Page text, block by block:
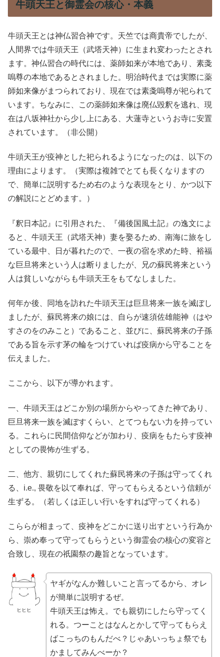
牛頭天王と御霊会の核心・本義
牛頭天王とは神仏習合神です。天竺では商貴帝でしたが、
人間界では牛頭天王（武塔天神）に生まれ変わったとされ
ます。神仏習合の時代には、薬師如来が本地であり、素戔
嗚尊の本地であるとされました。明治時代までは実際に薬
師如来像がまつられており、現在では素戔嗚尊が祀られて
います。ちなみに、この薬師如来像は廃仏毀釈を逃れ、現
在は八坂神社から少し上にある、大蓮寺というお寺に安置
されています。（非公開）
牛頭天王が疫神とした祀られるようになったのは、以下の
理由によります。（実際は複雑でとても長くなりますの
で、簡単に説明するため右のような表現をとり、かつ以下
の解説にとどめます。）
『釈日本記』に引用された、『備後国風土記』の逸文によ
ると、牛頭天王（武塔天神）妻を娶るため、南海に旅をし
ている最中、日が暮れたので、一夜の宿を求めた時、裕福
な巨旦将来という人は断りましたが、兄の蘇民将来という
人は貧しいながらも牛頭天王をもてなしました。
何年か後、同地を訪れた牛頭天王は巨旦将来一族を滅ぼし
ましたが、蘇民将来の娘には、自らが速須佐雄能神（はや
すさのをのみこと）であること、並びに、蘇民将来の子孫
である旨を示す茅の輪をつけていれば疫病から守ることを
伝えました。
ここから、以下が導かれます。
一、牛頭天王はどこか別の場所からやってきた神であり、
巨旦将来一族を滅ぼすくらい、とてつもない力を持ってい
る。これらに民間信仰などが加わり、疫病をもたらす疫神
としての畏怖が生ずる。
二、他方、親切にしてくれた蘇民将来の子孫は守ってくれ
る、i.e., 畏敬を以て奉れば、守ってもらえるという信頼が
生ずる。（若しくは正しい行いをすれば守ってくれる）
こららが相まって、疫神をどこかに送り出すという行為か
ら、崇め奉って守ってもらうという御霊会の核心の変容と
合致し、現在の祇園祭の趣旨となっています。
ヒヒヒ
ヤギがなんか難しいこと言ってるから、オレ
が簡単に説明するぜ。
牛頭天王は怖え。でも親切にしたら守ってく
れる。つーことはなんとかして守ってもらえ
ばこっちのもんだべ？じゃあいっちょ祭でも
かましてみんべーか？